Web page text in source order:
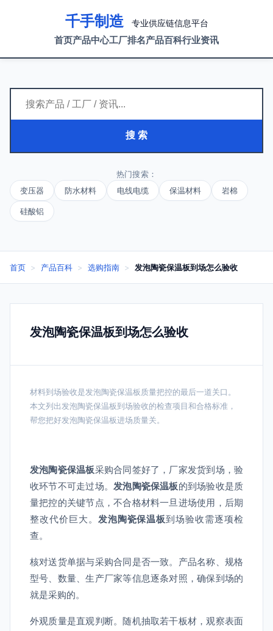
千手制造 专业供应链信息平台
首页产品中心工厂排名产品百科行业资讯
搜 索
热门搜索：
变压器
防水材料 电线电缆 保温材料 岩棉
硅酸铝
首页 > 产品百科 > 选购指南 > 发泡陶瓷保温板到场怎么验收
发泡陶瓷保温板到场怎么验收
材料到场验收是发泡陶瓷保温板质量把控的最后一道关口。
本文列出发泡陶瓷保温板到场验收的检查项目和合格标准，
帮您把好发泡陶瓷保温板进场质量关。
发泡陶瓷保温板采购合同签好了，厂家发货到场，验
收环节不可走过场。发泡陶瓷保温板的到场验收是质
量把控的关键节点，不合格材料一旦进场使用，后期
整改代价巨大。 发泡陶瓷保温板到场验收需逐项检
查。
核对送货单据与采购合同是否一致。产品名称、规格
型号、数量、生产厂家等信息逐条对照，确保到场的
就是采购的。
外观质量是直观判断。随机抽取若干板材，观察表面